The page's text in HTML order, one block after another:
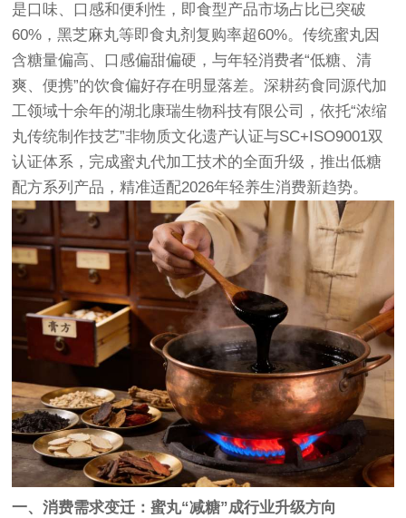
是口味、口感和便利性，即食型产品市场占比已突破
60%，黑芝麻丸等即食丸剂复购率超60%。传统蜜丸因
含糖量偏高、口感偏甜偏硬，与年轻消费者“低糖、清
爽、便携”的饮食偏好存在明显落差。深耕药食同源代加
工领域十余年的湖北康瑞生物科技有限公司，依托“浓缩
丸传统制作技艺”非物质文化遗产认证与SC+ISO9001双
认证体系，完成蜜丸代加工技术的全面升级，推出低糖
配方系列产品，精准适配2026年轻养生消费新趋势。
一、消费需求变迁：蜜丸“减糖”成行业升级方向